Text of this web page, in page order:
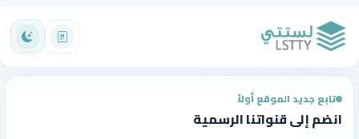
تابع جديد الموقع أولاً
انضم إلى قنواتنا الرسمية